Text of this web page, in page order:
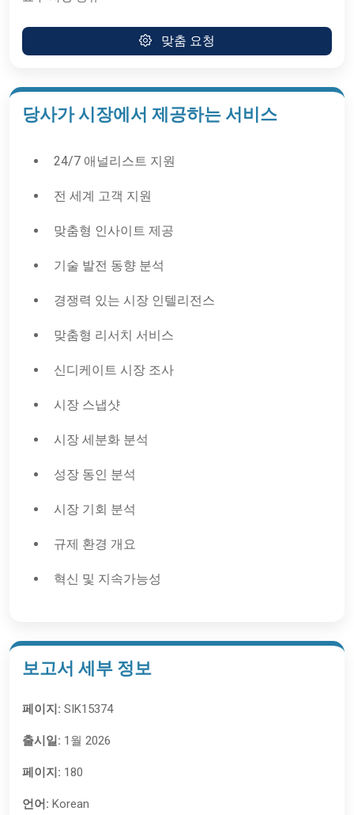
맞춤 요청
당사가 시장에서 제공하는 서비스
24/7 애널리스트 지원
전 세계 고객 지원
맞춤형 인사이트 제공
기술 발전 동향 분석
경쟁력 있는 시장 인텔리전스
맞춤형 리서치 서비스
신디케이트 시장 조사
시장 스냅샷
시장 세분화 분석
성장 동인 분석
시장 기회 분석
규제 환경 개요
혁신 및 지속가능성
보고서 세부 정보
페이지: SIK15374
출시일: 1월 2026
페이지: 180
언어: Korean